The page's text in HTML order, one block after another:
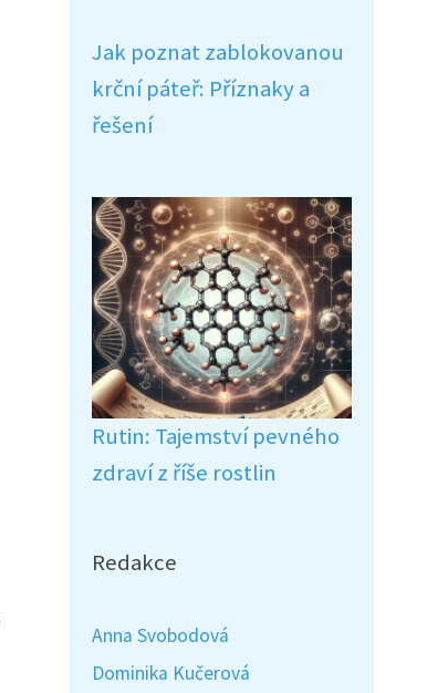
Jak poznat zablokovanou
krční páteř: Příznaky a
řešení
Rutin: Tajemství pevného
zdraví z říše rostlin
Redakce
Anna Svobodová
Dominika Kučerová